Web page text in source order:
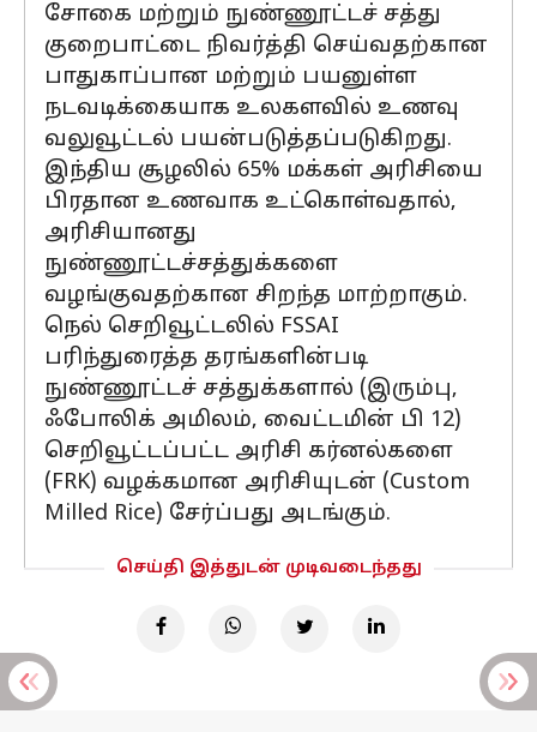
சோகை மற்றும் நுண்ணூட்டச் சத்து
குறைபாட்டை நிவர்த்தி செய்வதற்கான
பாதுகாப்பான மற்றும் பயனுள்ள
நடவடிக்கையாக உலகளவில் உணவு
வலுவூட்டல் பயன்படுத்தப்படுகிறது.
இந்திய சூழலில் 65% மக்கள் அரிசியை
பிரதான உணவாக உட்கொள்வதால்,
அரிசியானது
நுண்ணூட்டச்சத்துக்களை
வழங்குவதற்கான சிறந்த மாற்றாகும்.
நெல் செறிவூட்டலில் FSSAI
பரிந்துரைத்த தரங்களின்படி
நுண்ணூட்டச் சத்துக்களால் (இரும்பு,
ஃபோலிக் அமிலம், வைட்டமின் பி 12)
செறிவூட்டப்பட்ட அரிசி கர்னல்களை
(FRK) வழக்கமான அரிசியுடன் (Custom
Milled Rice) சேர்ப்பது அடங்கும்.
செய்தி இத்துடன் முடிவடைந்தது